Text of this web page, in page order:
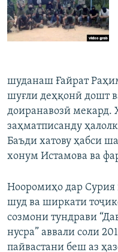
шуданаш Ғайрат
шуғли деҳқонӣ дошт
доиранавозӣ мекард.
заҳматписанду
Баъди хатову ҳабси
хонум Истамова ва
Нооромиҳо дар Сурия
шуд ва ширкати
созмони тундрави
нусра” аввали соли
пайвастани беш аз